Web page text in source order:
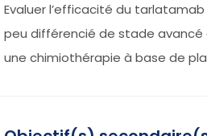
Evaluer l’efficacité du
peu différencié de stade
une chimiothérapie à base de